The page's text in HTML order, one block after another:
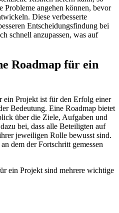
Probleme angehen können, bevor
Diese verbesserte
Entscheidungsfindung bei
schnell anzupassen, was auf
Roadmap für ein
ein Projekt ist für den Erfolg einer
Bedeutung. Eine Roadmap bietet
über die Ziele, Aufgaben und
bei, dass alle Beteiligten auf
jeweiligen Rolle bewusst sind.
dem der Fortschritt gemessen
ein Projekt sind mehrere wichtige